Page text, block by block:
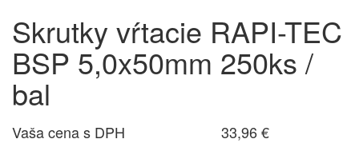
Skrutky vŕtacie RAPI-TEC
BSP 5,0x50mm 250ks /
bal
Vaša cena s DPH
33,96 €